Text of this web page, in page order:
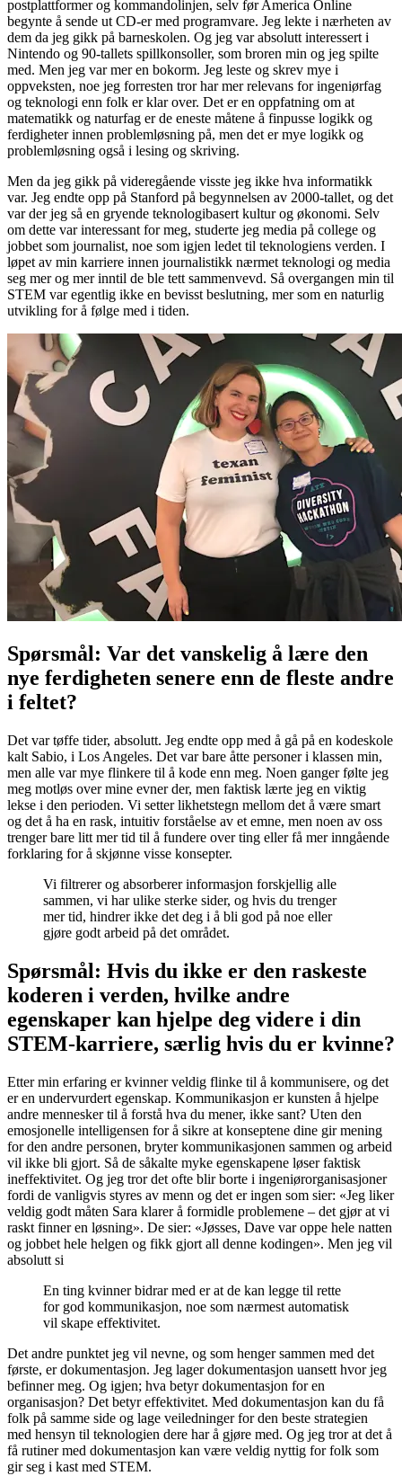
postplattformer og kommandolinjen, selv før America Online
begynte å sende ut CD-er med programvare. Jeg lekte i nærheten av
dem da jeg gikk på barneskolen. Og jeg var absolutt interessert i
Nintendo og 90-tallets spillkonsoller, som broren min og jeg spilte
med. Men jeg var mer en bokorm. Jeg leste og skrev mye i
oppveksten, noe jeg forresten tror har mer relevans for ingeniørfag
og teknologi enn folk er klar over. Det er en oppfatning om at
matematikk og naturfag er de eneste måtene å finpusse logikk og
ferdigheter innen problemløsning på, men det er mye logikk og
problemløsning også i lesing og skriving.
Men da jeg gikk på videregående visste jeg ikke hva informatikk
var. Jeg endte opp på Stanford på begynnelsen av 2000-tallet, og det
var der jeg så en gryende teknologibasert kultur og økonomi. Selv
om dette var interessant for meg, studerte jeg media på college og
jobbet som journalist, noe som igjen ledet til teknologiens verden. I
løpet av min karriere innen journalistikk nærmet teknologi og media
seg mer og mer inntil de ble tett sammenvevd. Så overgangen min til
STEM var egentlig ikke en bevisst beslutning, mer som en naturlig
utvikling for å følge med i tiden.
Spørsmål: Var det vanskelig å lære den
nye ferdigheten senere enn de fleste andre
i feltet?
Det var tøffe tider, absolutt. Jeg endte opp med å gå på en kodeskole
kalt Sabio, i Los Angeles. Det var bare åtte personer i klassen min,
men alle var mye flinkere til å kode enn meg. Noen ganger følte jeg
meg motløs over mine evner der, men faktisk lærte jeg en viktig
lekse i den perioden. Vi setter likhetstegn mellom det å være smart
og det å ha en rask, intuitiv forståelse av et emne, men noen av oss
trenger bare litt mer tid til å fundere over ting eller få mer inngående
forklaring for å skjønne visse konsepter.
Vi filtrerer og absorberer informasjon forskjellig alle
sammen, vi har ulike sterke sider, og hvis du trenger
mer tid, hindrer ikke det deg i å bli god på noe eller
gjøre godt arbeid på det området.
Spørsmål: Hvis du ikke er den raskeste
koderen i verden, hvilke andre
egenskaper kan hjelpe deg videre i din
STEM-karriere, særlig hvis du er kvinne?
Etter min erfaring er kvinner veldig flinke til å kommunisere, og det
er en undervurdert egenskap. Kommunikasjon er kunsten å hjelpe
andre mennesker til å forstå hva du mener, ikke sant? Uten den
emosjonelle intelligensen for å sikre at konseptene dine gir mening
for den andre personen, bryter kommunikasjonen sammen og arbeid
vil ikke bli gjort. Så de såkalte myke egenskapene løser faktisk
ineffektivitet. Og jeg tror det ofte blir borte i ingeniørorganisasjoner
fordi de vanligvis styres av menn og det er ingen som sier: «Jeg liker
veldig godt måten Sara klarer å formidle problemene – det gjør at vi
raskt finner en løsning». De sier: «Jøsses, Dave var oppe hele natten
og jobbet hele helgen og fikk gjort all denne kodingen». Men jeg vil
absolutt si
En ting kvinner bidrar med er at de kan legge til rette
for god kommunikasjon, noe som nærmest automatisk
vil skape effektivitet.
Det andre punktet jeg vil nevne, og som henger sammen med det
første, er dokumentasjon. Jeg lager dokumentasjon uansett hvor jeg
befinner meg. Og igjen; hva betyr dokumentasjon for en
organisasjon? Det betyr effektivitet. Med dokumentasjon kan du få
folk på samme side og lage veiledninger for den beste strategien
med hensyn til teknologien dere har å gjøre med. Og jeg tror at det å
få rutiner med dokumentasjon kan være veldig nyttig for folk som
gir seg i kast med STEM.